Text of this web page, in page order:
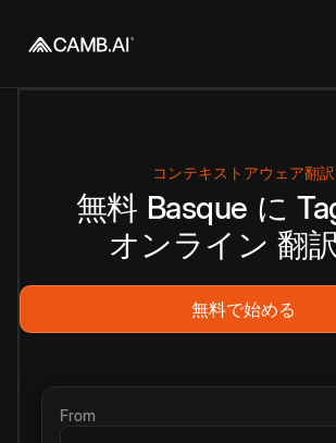
コンテキストアウェア翻訳
無料 Basque に
オンライン 翻
無料で始める
From